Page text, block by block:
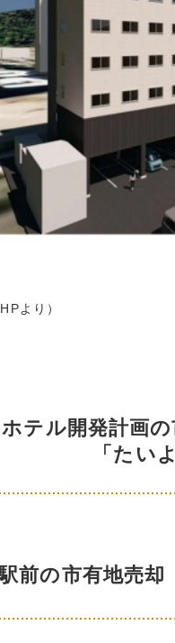
より）
テル開発計画
「たい
前の市有地売却